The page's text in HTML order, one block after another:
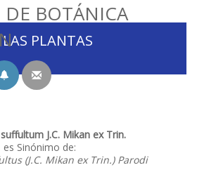
BOTÁNICA
PLANTAS
J.C. Mikan ex Trin.
es Sinónimo de:
(J.C. Mikan ex Trin.) Parodi